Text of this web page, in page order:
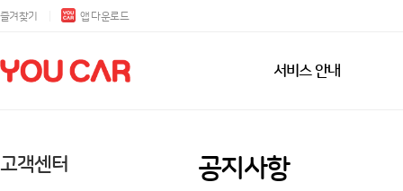
즐겨찾기 앱 다운로드
서비스 안내
고객센터 공지사항